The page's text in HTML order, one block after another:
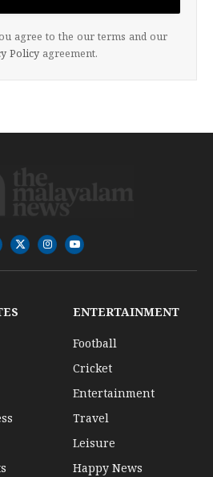
agree to the our terms and our
Policy agreement.
X
(Twitter)
InstagramYouTube
ENTERTAINMENT
Football
Cricket
Entertainment
Travel
Leisure
Happy News